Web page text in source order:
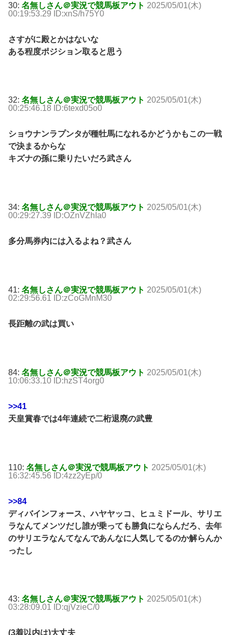
30: 名無しさん＠実況で競馬板アウト 2025/05/01(木)
00:19:53.29 ID:xnS/h75Y0
さすがに殿とかはないな
ある程度ポジション取ると思う
32: 名無しさん＠実況で競馬板アウト 2025/05/01(木)
00:25:46.18 ID:6texd05o0
ショウナンラプンタが種牡馬になれるかどうかもこの一戦
で決まるからな
キズナの孫に乗りたいだろ武さん
34: 名無しさん＠実況で競馬板アウト 2025/05/01(木)
00:29:27.39 ID:OZnVZhIa0
多分馬券内には入るよね？武さん
41: 名無しさん＠実況で競馬板アウト 2025/05/01(木)
02:29:56.61 ID:zCoGMnM30
長距離の武は買い
84: 名無しさん＠実況で競馬板アウト 2025/05/01(木)
10:06:33.10 ID:hzST4org0
>>41
天皇賞春では4年連続で二桁退廃の武豊
110: 名無しさん＠実況で競馬板アウト 2025/05/01(木)
16:32:45.56 ID:4zz2yEp/0
>>84
ディバインフォース、ハヤヤッコ、ヒュミドール、サリエ
ラなんてメンツだし誰が乗っても勝負にならんだろ、去年
のサリエラなんてなんであんなに人気してるのか解らんか
ったし
43: 名無しさん＠実況で競馬板アウト 2025/05/01(木)
03:28:09.01 ID:qjVzieC/0
(3着以内は)大丈夫